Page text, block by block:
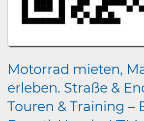
Motorrad mieten,
erleben. Straße &
Touren & Training –